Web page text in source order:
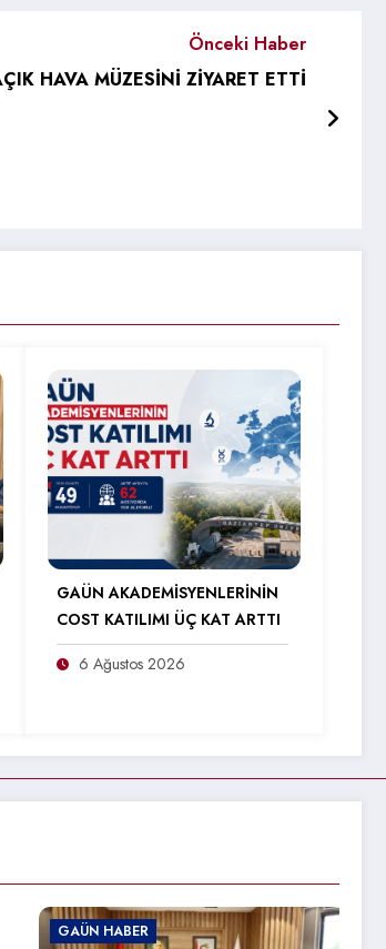
Önceki Haber
HAVA MÜZESİNİ ZİYARET ETTİ
GAÜN AKADEMİSYENLERİNİN
COST KATILIMI ÜÇ KAT ARTTI
6 Ağustos 2026
GAÜN HABER